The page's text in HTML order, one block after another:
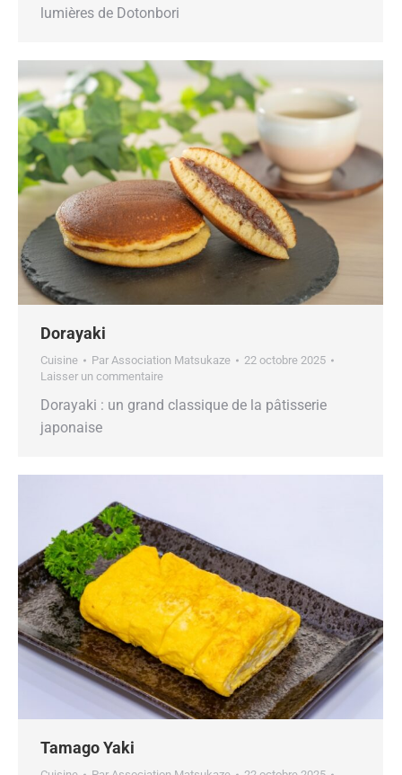
lumières de Dotonbori
Dorayaki
Cuisine Par Association Matsukaze
22 octobre 2025
Laisser un commentaire
Dorayaki : un grand classique de la pâtisserie
japonaise
Tamago Yaki